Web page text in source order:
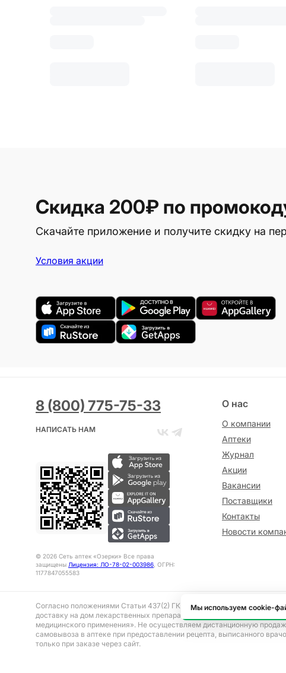
Скидка 200₽ по
Скачайте приложение и получите скидку на
Условия акции
8 (800) 775-75-33
НАПИСАТЬ НАМ
© 2026 Сеть аптек «Озерки» Все права
защищены Лицензия: ЛО-78-02-003986, ОГРН:
1177847055583
О нас
О компании
Аптеки
Журнал
Акции
Вакансии
Поставщики
Контакты
Новости
Согласно положениями Статьи 437(2) ГК РФ представленная на
доставку на дом лекарственных препаратов, отпускаемым без
медицинского применения». Не осуществляем дистанционную
самовывоза в аптеке при предоставлении рецепта, выписанного
только при заказе через сайт.
Мы используем cookie-